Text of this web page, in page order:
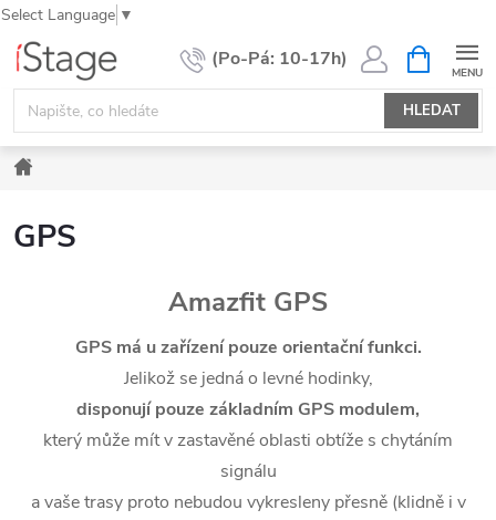
Select Language ▼
Přejít
obsah
HLEDAT
NÁKUPNÍ
KOŠÍK
GPS
Amazfit GPS
GPS má u zařízení pouze orientační funkci.
Jelikož se jedná o levné hodinky,
disponují pouze základním GPS modulem,
který může mít v zastavěné oblasti obtíže s chytáním
signálu
a vaše trasy proto nebudou vykresleny přesně (klidně i v